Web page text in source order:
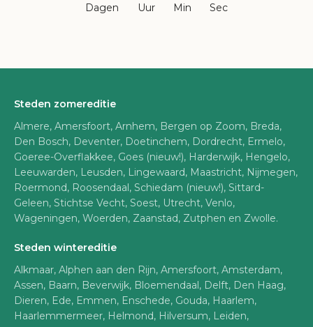
Dagen Uur Min Sec
Steden zomereditie
Almere, Amersfoort, Arnhem, Bergen op Zoom, Breda,
Den Bosch, Deventer, Doetinchem, Dordrecht, Ermelo,
Goeree-Overflakkee, Goes (nieuw!), Harderwijk, Hengelo,
Leeuwarden, Leusden, Lingewaard, Maastricht, Nijmegen,
Roermond, Roosendaal, Schiedam (nieuw!), Sittard-
Geleen, Stichtse Vecht, Soest, Utrecht, Venlo,
Wageningen, Woerden, Zaanstad, Zutphen en Zwolle.
Steden wintereditie
Alkmaar, Alphen aan den Rijn, Amersfoort, Amsterdam,
Assen, Baarn, Beverwijk, Bloemendaal, Delft, Den Haag,
Dieren, Ede, Emmen, Enschede, Gouda, Haarlem,
Haarlemmermeer, Helmond, Hilversum, Leiden,